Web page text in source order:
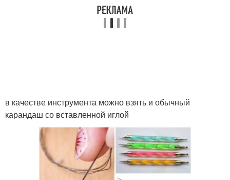
в качестве инструмента можно взять и обычный
карандаш со вставленной иглой